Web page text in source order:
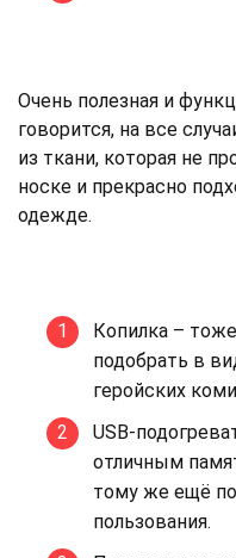
Очень полезная и
говорится, на все
из ткани, которая не
носке и прекрасно
одежде.
Копилка –
подобрать в
геройских
USB-
отличным
тому же ещё
пользования.